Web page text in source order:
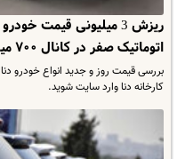
ریزش 3 میلیونی قیمت
اتوماتیک صفر در کانال ۷۰۰ میلیونی!
کارخانه دنا وارد سایت شوید.